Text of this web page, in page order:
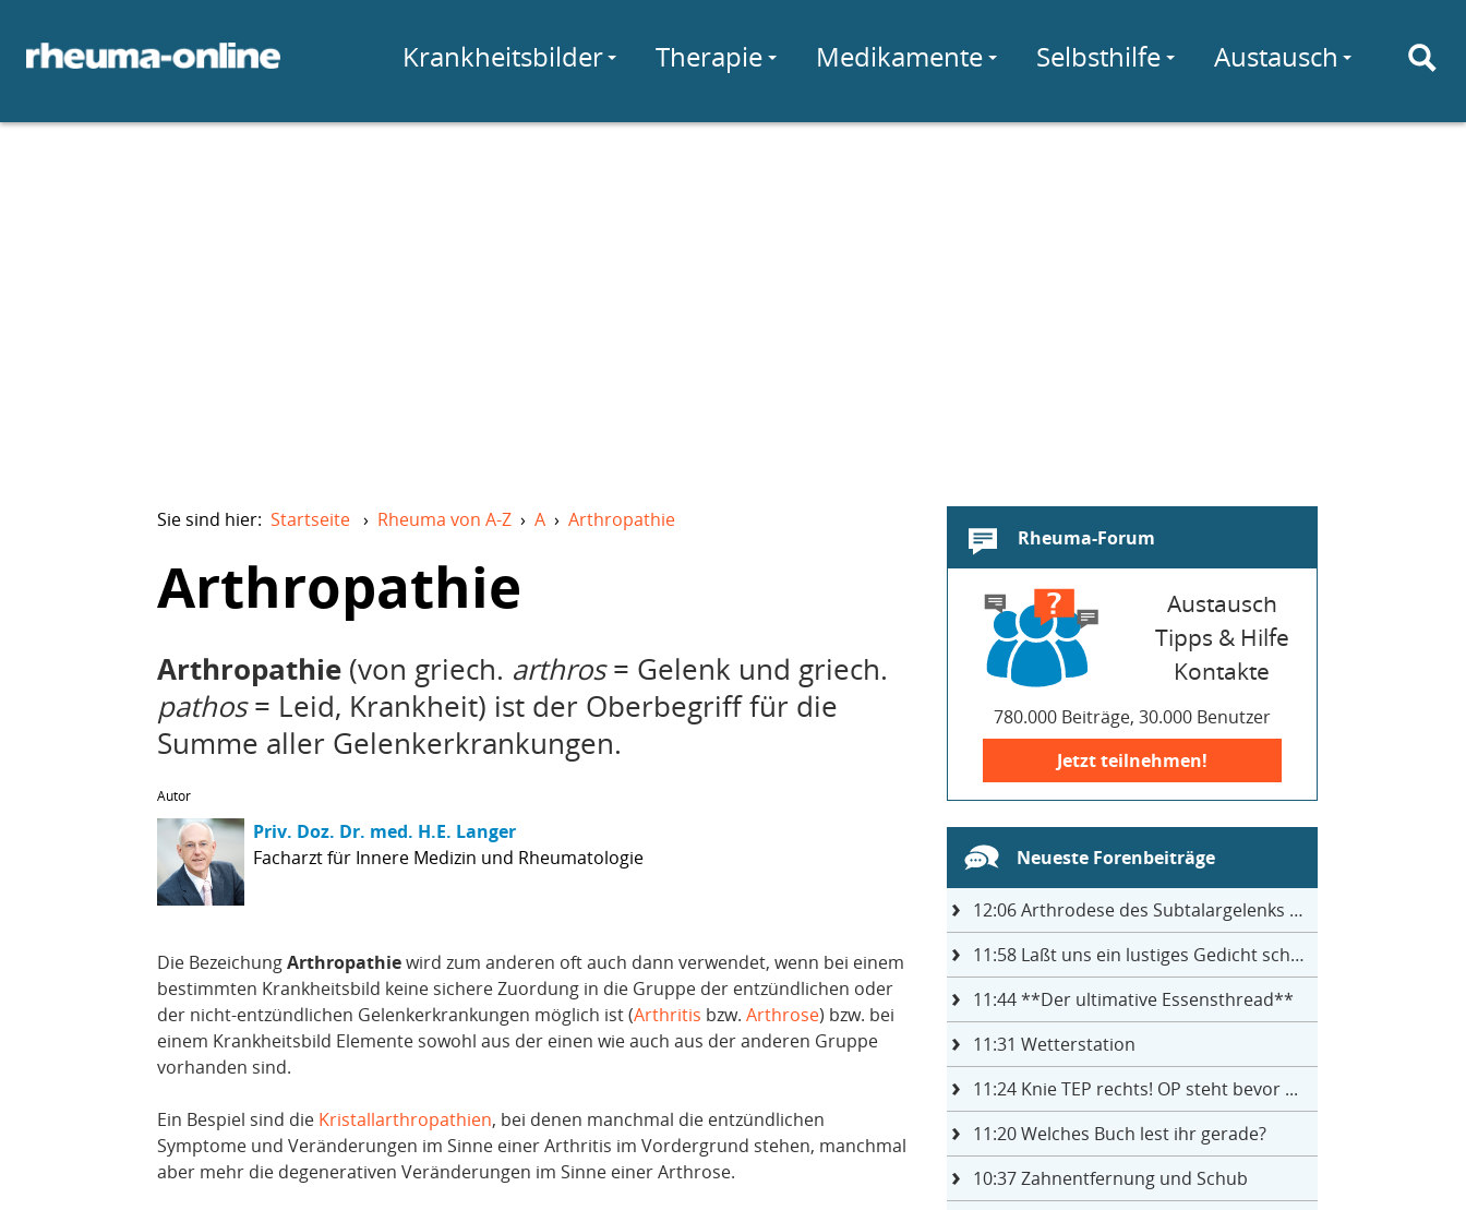
Krankheitsbilder Therapie Medikamente Selbsthilfe Austausch
Sie sind hier: Startseite › Rheuma von A-Z › A › Arthropathie
Arthropathie
Arthropathie (von griech. arthros= Gelenk und griech.
pathos= Leid, Krankheit) ist der Oberbegriff für die
Summe aller Gelenkerkrankungen.
Autor
Priv. Doz. Dr. med. H.E. Langer
Facharzt für Innere Medizin und Rheumatologie
Die BezeichungArthropathiewird zum anderen oft auch dann verwendet, wenn bei einem
bestimmten Krankheitsbild keine sichere Zuordung in die Gruppe der entzündlichen oder
der nicht-entzündlichen Gelenkerkrankungen möglich ist (Arthritis bzw. Arthrose) bzw. bei
einem Krankheitsbild Elemente sowohl aus der einen wie auch aus der anderen Gruppe
vorhanden sind.
Ein Bespiel sind die Kristallarthropathien, bei denen manchmal die entzündlichen
Symptome und Veränderungen im Sinne einer Arthritis im Vordergrund stehen, manchmal
aber mehr die degenerativen Veränderungen im Sinne einer Arthrose.
Rheuma-Forum
Austausch
Tipps & Hilfe
Kontakte
780.000 Beiträge, 30.000 Benutzer
Jetzt teilnehmen!
Neueste Forenbeiträge
12:06Arthrodese des Subtalargelenks mit 27
11:58Laßt uns ein lustiges Gedicht schreiben- jeder einen Satz
11:44**Der ultimative Essensthread**
11:31 Wetterstation
11:24Knie TEP rechts! OP steht bevor ...
11:20Welches Buch lest ihr gerade?
10:37Zahnentfernung und Schub